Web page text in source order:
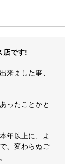
店です!
来ました事、
ったことかと
年以上に、よ
、変わらぬご